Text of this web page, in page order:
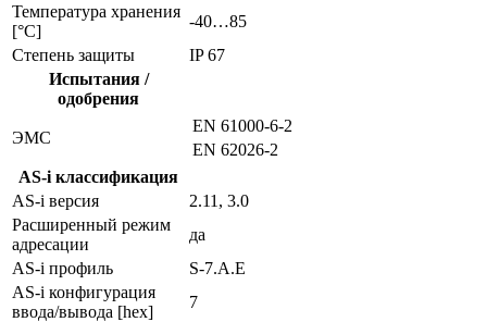
Температура хранения
[°C]
-40…85
Степень защиты
IP 67
Испытания /
одобрения
ЭMC
EN 61000-6-2
EN 62026-2
AS-i классификация
AS-i версия
2.11, 3.0
Расширенный режим
адресации
да
AS-i профиль
S-7.A.E
AS-i конфигурация
ввода/вывода [hex]
7